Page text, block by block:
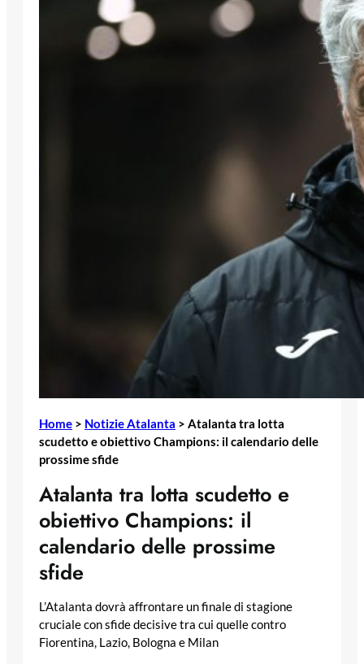
Home > Notizie Atalanta > Atalanta tra lotta
scudetto e obiettivo Champions: il calendario delle
prossime sfide
Atalanta tra lotta scudetto e
obiettivo Champions: il
calendario delle prossime
sfide
L’Atalanta dovrà affrontare un finale di stagione
cruciale con sfide decisive tra cui quelle contro
Fiorentina, Lazio, Bologna e Milan